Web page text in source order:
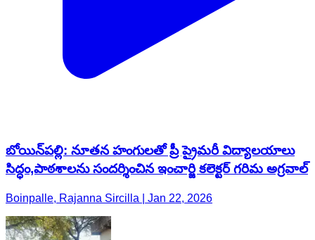
బోయిన్‌పల్లి: నూతన హంగులతో ప్రీ ప్రైమరీ విద్యాలయాలు
సిద్ధం,పాఠశాలను సందర్శించిన ఇంచార్జి కలెక్టర్ గరిమ అగ్రవాల్
Boinpalle, Rajanna Sircilla | Jan 22, 2026